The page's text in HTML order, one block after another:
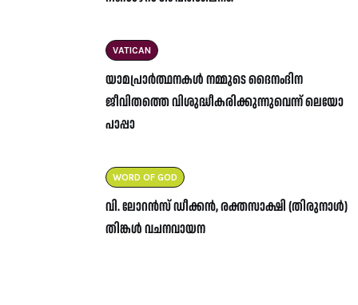
VATICAN
യാമപ്രാർത്ഥനകൾ നമ്മുടെ ദൈനംദിന
ജീവിതത്തെ വിശുദ്ധീകരിക്കുന്നുവെന്ന് ലെയോ
പാപ്പാ
WORD OF GOD
വി. ലോറൻസ് ഡീക്കൻ, രക്തസാക്ഷി (തിരുനാൾ)
തിങ്കൾ വചനവായന